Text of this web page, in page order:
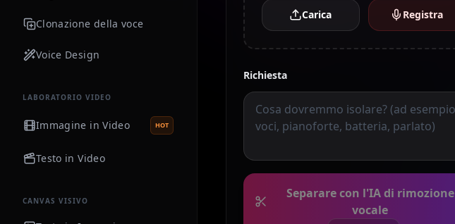
Clonazione della voce
Voice Design
LABORATORIO VIDEO
Immagine in Video HOT
Testo in Video
CANVAS VISIVO
Carica Registra
Richiesta
Separare con l'IA di rimozione
vocale